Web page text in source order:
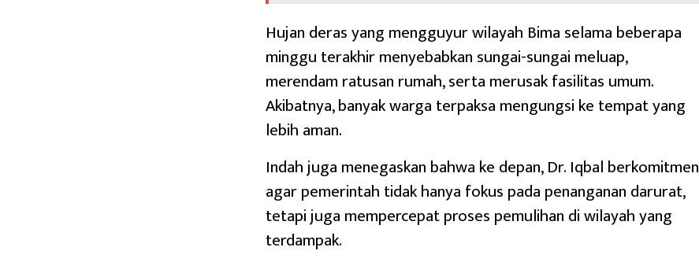
Hujan deras yang mengguyur wilayah Bima selama beberapa
minggu terakhir menyebabkan sungai-sungai meluap,
merendam ratusan rumah, serta merusak fasilitas umum.
Akibatnya, banyak warga terpaksa mengungsi ke tempat yang
lebih aman.
Indah juga menegaskan bahwa ke depan, Dr. Iqbal berkomitmen
agar pemerintah tidak hanya fokus pada penanganan darurat,
tetapi juga mempercepat proses pemulihan di wilayah yang
terdampak.